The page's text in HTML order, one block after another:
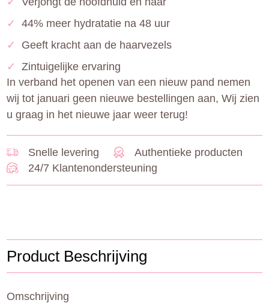
✓
44% meer hydratatie na 48 uur
✓
Geeft kracht aan de haarvezels
✓
Zintuigelijke ervaring
In verband het openen van een nieuw pand nemen
wij tot januari geen nieuwe bestellingen aan, Wij zien
u graag in het nieuwe jaar weer terug!
Snelle levering
Authentieke producten
24/7 Klantenondersteuning
Product Beschrijving
Omschrijving